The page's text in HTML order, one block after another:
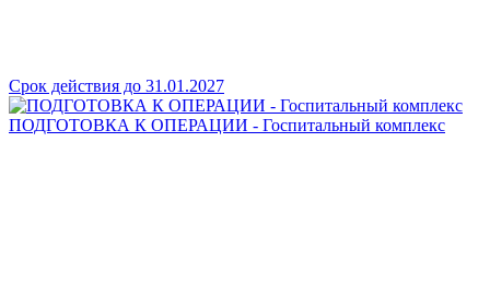
Срок действия до 31.01.2027
ПОДГОТОВКА К ОПЕРАЦИИ - Госпитальный комплекс